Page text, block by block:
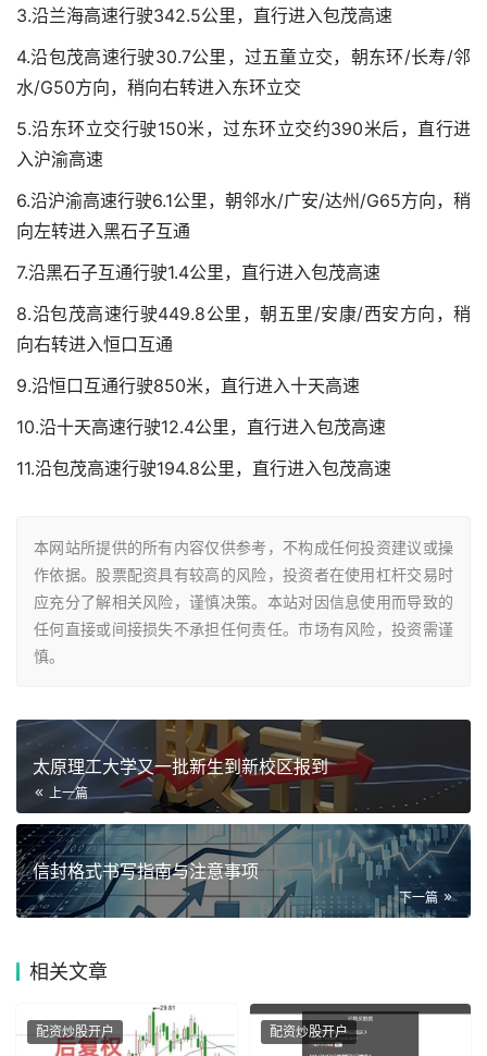
3.沿兰海高速行驶342.5公里，直行进入包茂高速
4.沿包茂高速行驶30.7公里，过五童立交，朝东环/长寿/邻
水/G50方向，稍向右转进入东环立交
5.沿东环立交行驶150米，过东环立交约390米后，直行进
入沪渝高速
6.沿沪渝高速行驶6.1公里，朝邻水/广安/达州/G65方向，稍
向左转进入黑石子互通
7.沿黑石子互通行驶1.4公里，直行进入包茂高速
8.沿包茂高速行驶449.8公里，朝五里/安康/西安方向，稍
向右转进入恒口互通
9.沿恒口互通行驶850米，直行进入十天高速
10.沿十天高速行驶12.4公里，直行进入包茂高速
11.沿包茂高速行驶194.8公里，直行进入包茂高速
本网站所提供的所有内容仅供参考，不构成任何投资建议或操
作依据。股票配资具有较高的风险，投资者在使用杠杆交易时
应充分了解相关风险，谨慎决策。本站对因信息使用而导致的
任何直接或间接损失不承担任何责任。市场有风险，投资需谨
慎。
太原理工大学又一批新生到新校区报到
上一篇
信封格式书写指南与注意事项
下一篇
相关文章
配资炒股开户 配资炒股开户